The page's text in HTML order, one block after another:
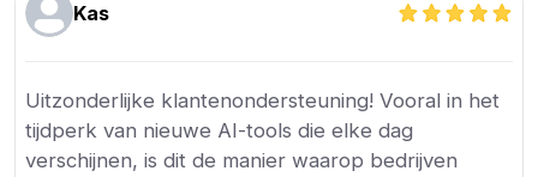
Kas
Uitzonderlijke klantenondersteuning! Vooral in het
tijdperk van nieuwe AI-tools die elke dag
verschijnen, is dit de manier waarop bedrijven